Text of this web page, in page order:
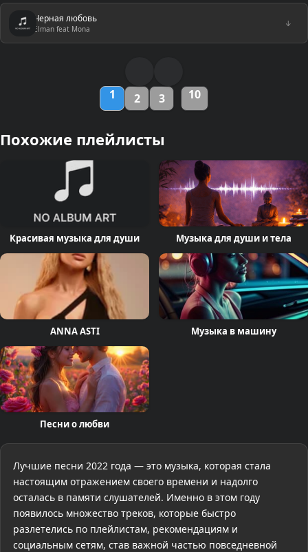
Черная любовь
Elman feat Mona
↓
1 2 3 10
Похожие плейлисты
Красивая музыка для души Музыка для души и тела
ANNA ASTI Музыка в машину
Песни о любви
Лучшие песни 2022 года — это музыка, которая стала
настоящим отражением своего времени и надолго
осталась в памяти слушателей. Именно в этом году
появилось множество треков, которые быстро
разлетелись по плейлистам, рекомендациям и
социальным сетям, став важной частью повседневной